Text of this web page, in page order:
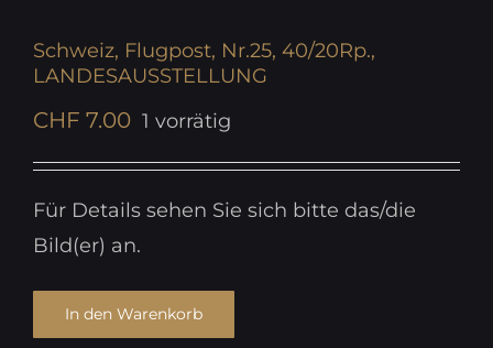
Schweiz, Flugpost, Nr.25, 40/20Rp.,
LANDESAUSSTELLUNG
CHF 7.00 1 vorrätig
Für Details sehen Sie sich bitte das/die
Bild(er) an.
In den Warenkorb